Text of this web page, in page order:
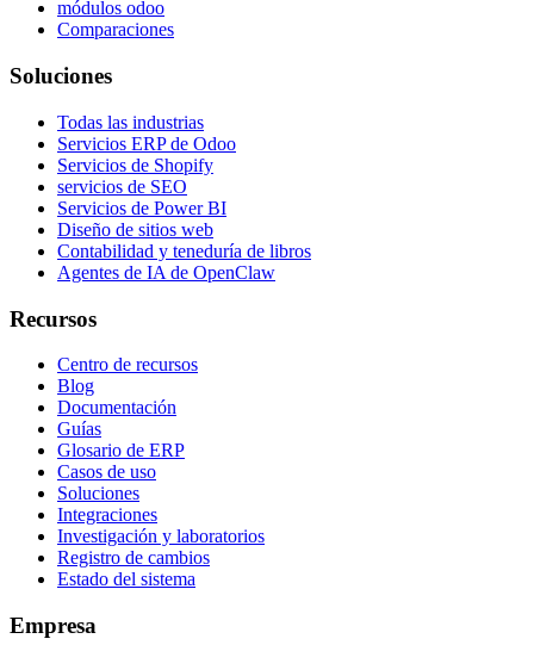
módulos odoo
Comparaciones
Soluciones
Todas las industrias
Servicios ERP de Odoo
Servicios de Shopify
servicios de SEO
Servicios de Power BI
Diseño de sitios web
Contabilidad y teneduría de libros
Agentes de IA de OpenClaw
Recursos
Centro de recursos
Blog
Documentación
Guías
Glosario de ERP
Casos de uso
Soluciones
Integraciones
Investigación y laboratorios
Registro de cambios
Estado del sistema
Empresa